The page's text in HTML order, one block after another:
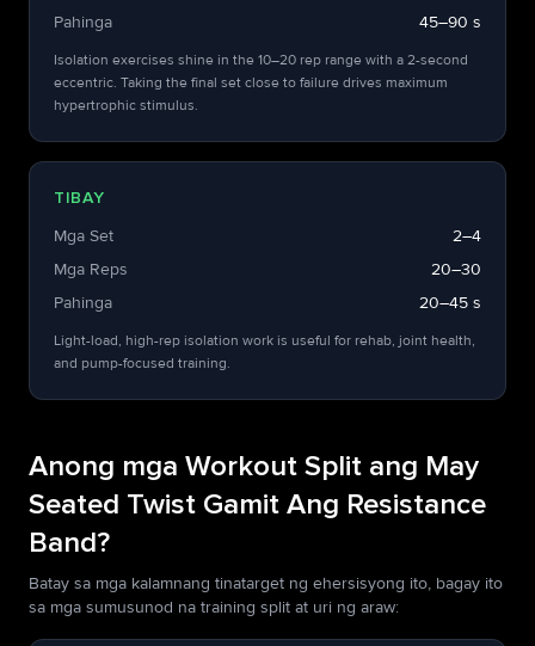
Pahinga
45–90 s
Isolation exercises shine in the 10–20 rep range with a 2-second
eccentric. Taking the final set close to failure drives maximum
hypertrophic stimulus.
TIBAY
Mga Set
2–4
Mga Reps
20–30
Pahinga
20–45 s
Light-load, high-rep isolation work is useful for rehab, joint health,
and pump-focused training.
Anong mga Workout Split ang May
Seated Twist Gamit Ang Resistance
Band?
Batay sa mga kalamnang tinatarget ng ehersisyong ito, bagay ito
sa mga sumusunod na training split at uri ng araw: